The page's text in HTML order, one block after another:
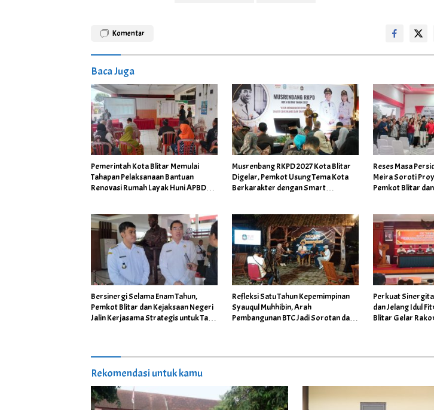
Komentar
Baca Juga
Pemerintah Kota Blitar Memulai
Tahapan Pelaksanaan Bantuan
Renovasi Rumah Layak Huni APBD
Musrenbang RKPD 2027 Kota Blitar
Digelar, Pemkot Usung Tema Kota
Berkarakter dengan Smart
Reses Masa
Meira Soroti
Pemkot Blitar
Bersinergi Selama Enam Tahun,
Pemkot Blitar dan Kejaksaan Negeri
Jalin Kerjasama Strategis untuk Tata
Refleksi Satu Tahun Kepemimpinan
Syauqul Muhhibin, Arah
Pembangunan BTC Jadi Sorotan dan
Perkuat
dan Jelang Idul
Blitar Gelar
Rekomendasi untuk kamu